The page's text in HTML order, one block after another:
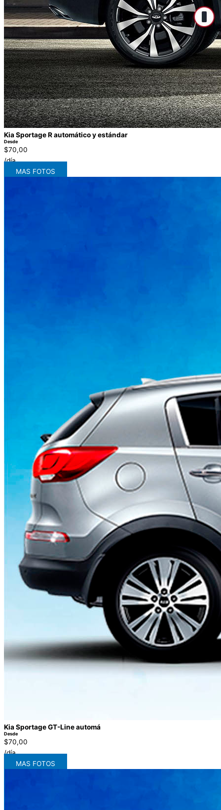
Kia Sportage R automático y estándar
Desde
$70,00
/día
MAS FOTOS
Kia Sportage GT-Line automá
Desde
$70,00
/día
MAS FOTOS